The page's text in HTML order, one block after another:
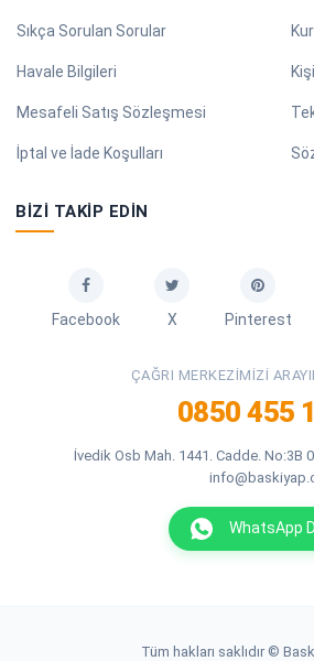
Sıkça Sorulan Sorular
Havale Bilgileri
Mesafeli Satış Sözleşmesi
İptal ve İade Koşulları
BIZI TAKIP EDIN
Facebook X Pinterest
ÇAĞRI MERKEZIMIZI
0850 455
İvedik Osb Mah. 1441. Cadde. No:3B
WhatsApp
Tüm hakları saklıdır ©